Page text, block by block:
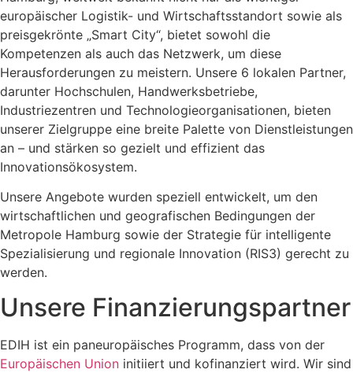
europäischer Logistik- und Wirtschaftsstandort sowie als
preisgekrönte „Smart City“, bietet sowohl die
Kompetenzen als auch das Netzwerk, um diese
Herausforderungen zu meistern. Unsere 6 lokalen Partner,
darunter Hochschulen, Handwerksbetriebe,
Industriezentren und Technologieorganisationen, bieten
unserer Zielgruppe eine breite Palette von Dienstleistungen
an – und stärken so gezielt und effizient das
Innovationsökosystem.
Unsere Angebote wurden speziell entwickelt, um den
wirtschaftlichen und geografischen Bedingungen der
Metropole Hamburg sowie der Strategie für intelligente
Spezialisierung und regionale Innovation (RIS3) gerecht zu
werden.
Unsere Finanzierungspartner
EDIH ist ein paneuropäisches Programm, dass von der
Europäischen Union initiiert und kofinanziert wird. Wir sind